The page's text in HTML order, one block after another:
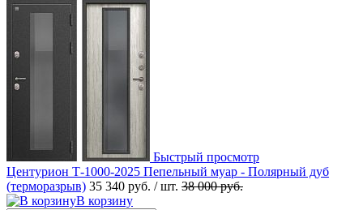
Быстрый просмотр
Центурион Т-1000-2025 Пепельный муар - Полярный дуб
(терморазрыв) 35 340 руб. / шт. 38 000 руб.
В корзину